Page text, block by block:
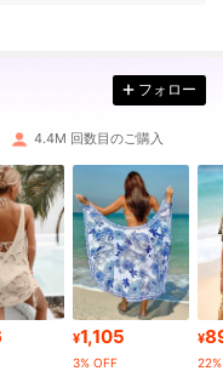
フォロー
4.4M 回数目のご購入
¥1,105
3% OFF
¥